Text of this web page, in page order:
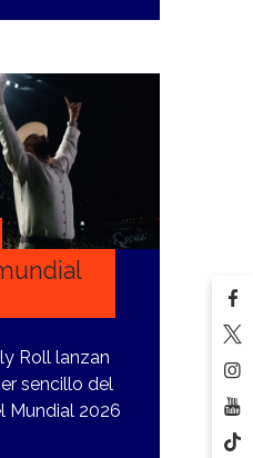
Roll lanzan
sencillo del
Mundial 2026